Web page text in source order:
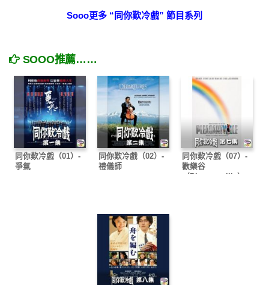
Sooo更多 “同你歎冷戲” 節目系列
SOOO推薦……
同你歎冷戲（01）-
爭氣
同你歎冷戲（02）-
禮儀師
同你歎冷戲（07）-
歡樂谷
（Pleasantville）